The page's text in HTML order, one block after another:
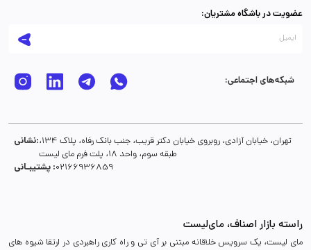
عضویت در باشگاه مشتریان:
شبکه‌های اجتماعی:
نشانی:تهران، خیابان آزادی، روبروی خیابان دکتر قریب، جنب بانک رفاه، پلاک 134،
طبقه سوم، واحد 18، پلت فرم مای لیست
پشتیبـانی :02166936859
راسته بازار اصناف، مای‌لیست
مای لیست، یک سرویس خلاقانه مبتنی بر آی تی و راه کاری راهبردی در ارتقا شیوه های